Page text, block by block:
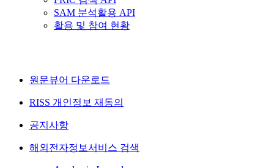
SAM 분석활용 API
활용 및 참여 현황
원문뷰어 다운로드
RISS 개인정보 재동의
공지사항
해외전자정보서비스 검색